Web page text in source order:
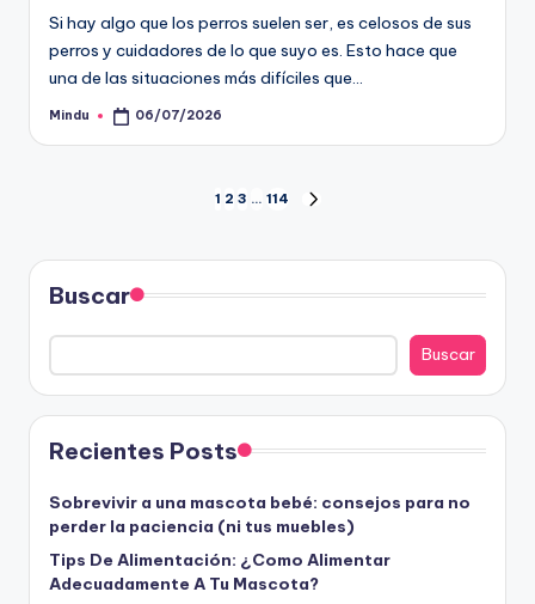
Si hay algo que los perros suelen ser, es celosos de sus
perros y cuidadores de lo que suyo es. Esto hace que
una de las situaciones más difíciles que…
Publicado
Mindu 06/07/2026
Paginación
de
entradas
1 2 3 … 114
Buscar
Buscar
Recientes Posts
Sobrevivir a una mascota bebé: consejos para no
perder la paciencia (ni tus muebles)
Tips De Alimentación: ¿Como Alimentar
Adecuadamente A Tu Mascota?